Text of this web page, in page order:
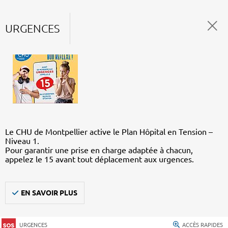
URGENCES
Le CHU de Montpellier active le Plan Hôpital en Tension –
Niveau 1.
Pour garantir une prise en charge adaptée à chacun,
appelez le 15 avant tout déplacement aux urgences.
EN SAVOIR PLUS
URGENCES ACCÈS RAPIDES